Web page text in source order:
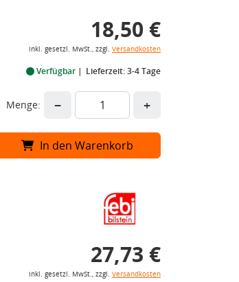
18,50 €
inkl. gesetzl. MwSt., zzgl. Versandkosten
Verfügbar Lieferzeit: 3-4 Tage
Menge: − +
In den Warenkorb
27,73 €
inkl. gesetzl. MwSt., zzgl. Versandkosten